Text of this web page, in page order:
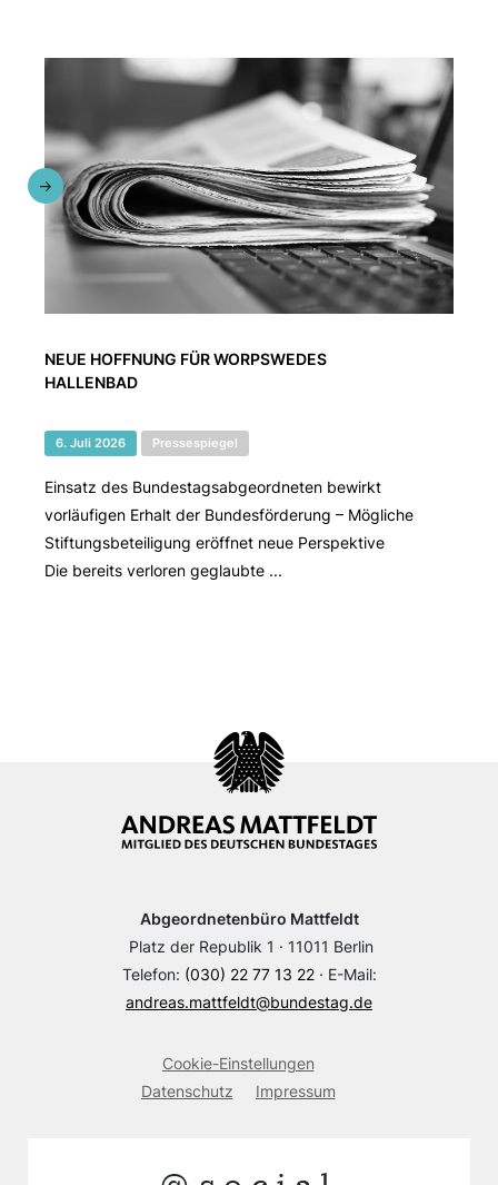
NEUE HOFFNUNG FÜR WORPSWEDES
HALLENBAD
6. Juli 2026 Pressespiegel
Einsatz des Bundestagsabgeordneten bewirkt
vorläufigen Erhalt der Bundesförderung – Mögliche
Stiftungsbeteiligung eröffnet neue Perspektive
Die bereits verloren geglaubte ...
Abgeordnetenbüro Mattfeldt
Platz der Republik 1 · 11011 Berlin
Telefon: (030) 22 77 13 22· E-Mail:
andreas.mattfeldt@bundestag.de
Cookie-Einstellungen
Datenschutz
Impressum